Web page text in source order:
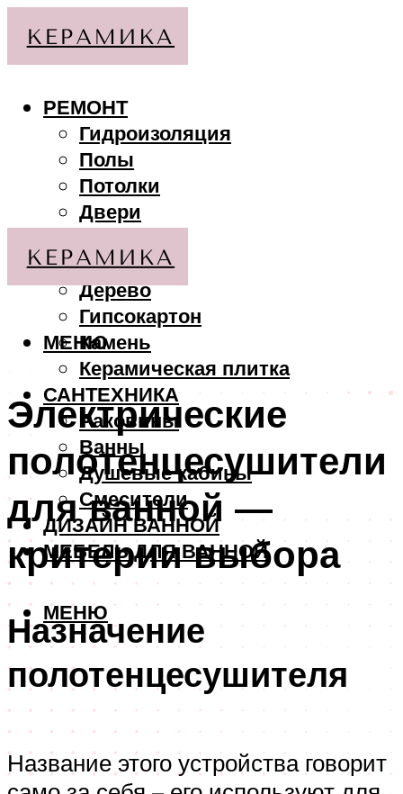
РЕМОНТ
Гидроизоляция
Полы
Потолки
Двери
МАТЕРИАЛЫ
Дерево
Гипсокартон
Камень
Керамическая плитка
САНТЕХНИКА
Раковины
Ванны
Душевые кабины
Смесители
ДИЗАЙН ВАННОЙ
МЕБЕЛЬ ДЛЯ ВАННОЙ
МЕНЮ
МЕНЮ
Электрические
полотенцесушители
для ванной —
критерии выбора
Назначение
полотенцесушителя
Название этого устройства говорит